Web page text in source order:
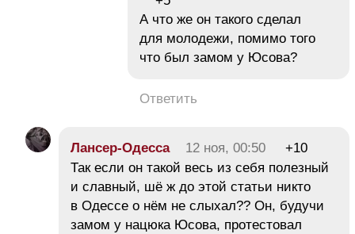
А что же он такого сделал
для молодежи, помимо того
что был замом у Юсова?
Ответить
Лансер-Одесса 12 ноя, 00:50
+10
Так если он такой весь из себя полезный
и славный, шё ж до этой статьи никто
в Одессе о нём не слыхал?? Он, будучи
замом у нацюка Юсова, протестовал